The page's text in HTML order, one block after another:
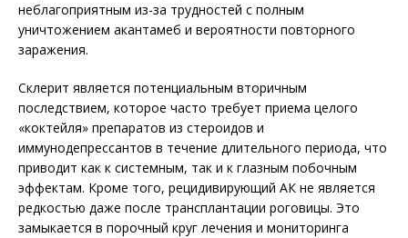
неблагоприятным из-за трудностей с полным
уничтожением акантамеб и вероятности повторного
заражения.
Склерит является потенциальным вторичным
последствием, которое часто требует приема целого
«коктейля» препаратов из стероидов и
иммунодепрессантов в течение длительного периода, что
приводит как к сис­темным, так и к глазным побочным
эффектам. Кроме того, рецидивирующий АК не является
редкостью даже после трансплантации роговицы. Это
замыкается в порочный круг лечения и мониторинга